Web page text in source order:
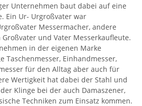
Unternehmen baut dabei auf eine
Ein Ur- Urgroßvater war
Messermacher, andere
und Vater Messerkaufleute.
in der eigenen Marke
Taschenmesser, Einhandmesser,
für den Alltag aber auch für
Wertigkeit hat dabei der Stahl und
Klinge bei der auch Damaszener,
Techniken zum Einsatz kommen.